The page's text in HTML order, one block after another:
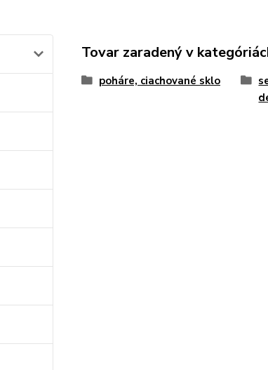
Tovar zaradený v
poháre, ciachované sklo